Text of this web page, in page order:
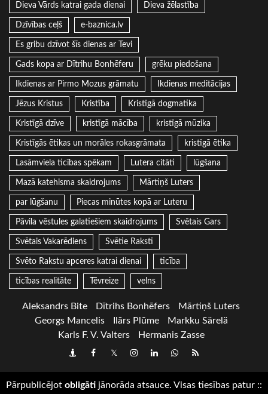
Dieva Vārds katrai gada dienai Dieva žēlastība
Dzīvības ceļš e-baznica.lv
Es gribu dzīvot šīs dienas ar Tevi
Gads kopa ar Dītrihu Bonhēferu grēku piedošana
Ikdienas ar Pirmo Mozus grāmatu Ikdienas meditācijas
Jēzus Kristus Kristība Kristīgā dogmatika
Kristīgā dzīve kristīgā mācība kristīgā mūzika
Kristīgās ētikas un morāles rokasgrāmata kristīgā ētika
Lasāmviela ticības spēkam Lutera citāti lūgšana
Mazā katehisma skaidrojums Mārtiņš Luters
par lūgšanu Piecas minūtes kopā ar Luteru
Pāvila vēstules galatiešiem skaidrojums Svētais Gars
Svētais Vakarēdiens Svētie Raksti
Svēto Rakstu apceres katrai dienai ticība
ticības realitāte Tēvreize velns
Aleksandrs Bite Dītrihs Bonhēfers
Mārtiņš Luters
Georgs Mancelis
Ilārs Plūme
Markku Särelä
Karls F. V. Valters
Hermanis Zasse
DraugiemFacebook
TwitterInstagram
LinkedInwhatsapp
RSS
Pārpublicējot obligāti jānorāda atsauce. Visas tiesības patur ::